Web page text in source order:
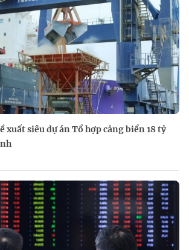
xuất siêu dự án Tổ hợp cảng biển 18 tỷ